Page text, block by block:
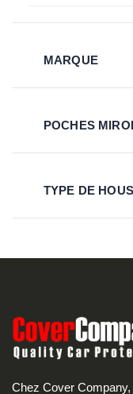
MARQUE
POCHES
TYPE DE
Chez Cover